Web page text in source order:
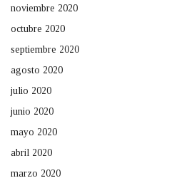
noviembre 2020
octubre 2020
septiembre 2020
agosto 2020
julio 2020
junio 2020
mayo 2020
abril 2020
marzo 2020